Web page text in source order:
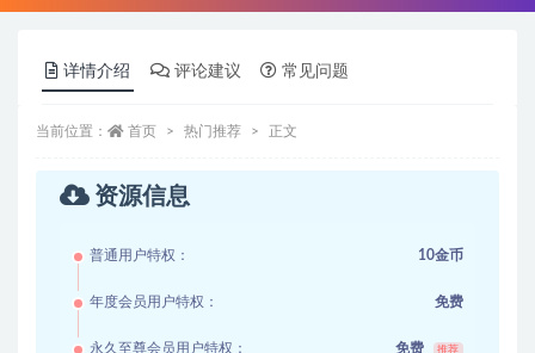
详情介绍 评论建议 常见问题
当前位置： 首页 热门推荐 正文
资源信息
普通用户特权： 10金币
年度会员用户特权： 免费
永久至尊会员用户特权： 免费 推荐